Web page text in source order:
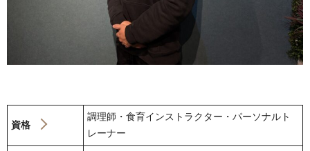
資格
調理師・食育インストラクター・パーソナルト
レーナー